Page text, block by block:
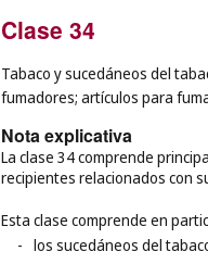
Clase 34
Tabaco y sucedáneos del
fumadores; artículos para
Nota explicativa
La clase 34 comprende
recipientes relacionados con
Esta clase comprende en
- los sucedáneos del